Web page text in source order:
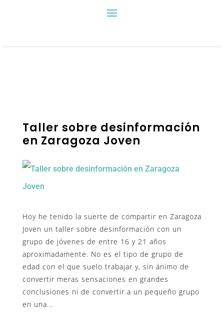
Taller sobre desinformación
en Zaragoza Joven
Hoy he tenido la suerte de compartir en Zaragoza
Joven un taller sobre desinformación con un
grupo de jóvenes de entre 16 y 21 años
aproximadamente. No es el tipo de grupo de
edad con el que suelo trabajar y, sin ánimo de
convertir meras sensaciones en grandes
conclusiones ni de convertir a un pequeño grupo
en una...